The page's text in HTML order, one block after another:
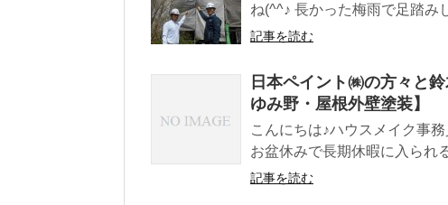
ね(^^♪ 長かった梅雨で足踏み
記事を読む
日本ペイント㈱の方々と
ゆみ野・屋根外壁塗装】
こんにちは♪ハウスメイク事
お盆休みで長期休暇に入られ
記事を読む